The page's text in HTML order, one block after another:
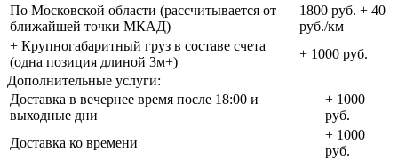
По Московской области (рассчитывается от
ближайшей точки МКАД)
1800 руб. + 40
руб./км
+ Крупногабаритный груз в составе счета
(одна позиция длиной 3м+)
+ 1000 руб.
Дополнительные услуги:
Доставка в вечернее время после 18:00 и
выходные дни
+ 1000
руб.
Доставка ко времени
+ 1000
руб.